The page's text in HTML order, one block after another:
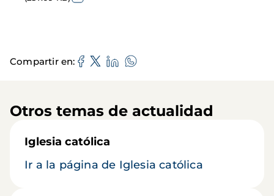
Compartir en
Otros temas de actualidad
Iglesia católica
Ir a la página de Iglesia católica